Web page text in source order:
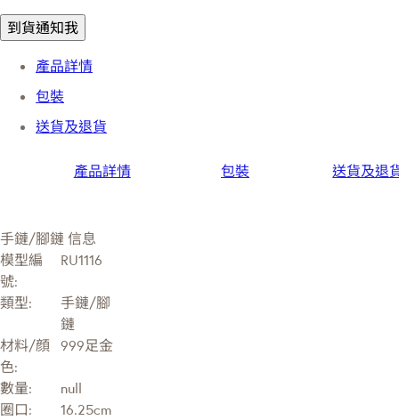
到貨通知我
產品詳情
包裝
送貨及退貨
產品詳情 包裝 送貨及退
手鏈/腳鏈 信息
模型編
號:
RU1116
類型:
手鏈/腳
鏈
材料/顔
色:
999足金
數量:
null
圈口:
16.25cm